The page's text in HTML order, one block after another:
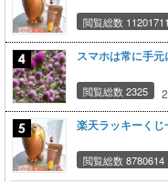
閲覧総数 11201711
スマホは常に手
閲覧総数 2325
楽天ラッキーくじ
閲覧総数 8780614